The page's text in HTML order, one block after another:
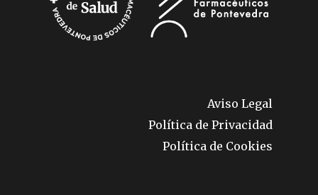
Aviso Legal
Política de Privacidad
Política de Cookies